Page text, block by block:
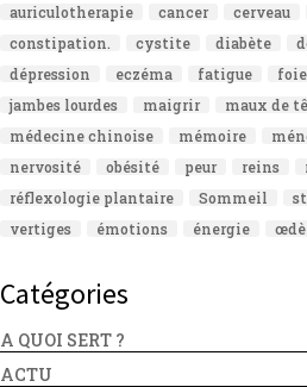
auriculotherapie
cancer cerveau
constipation.
cystite diabète
dépression
eczéma fatigue foie
jambes lourdes
maigrir maux de
médecine chinoise
mémoire
nervosité
obésité peur reins
réflexologie plantaire
Sommeil
vertiges
émotions énergie
Catégories
A QUOI SERT ?
ACTU